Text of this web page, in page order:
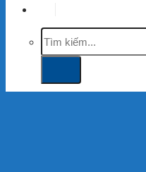
Tìm
kiếm: